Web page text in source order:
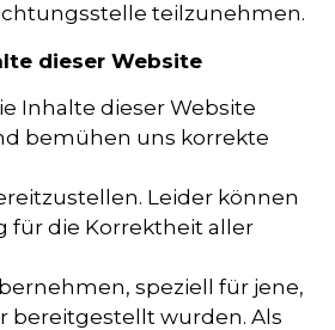
teilzunehmen.
dieser Website
Inhalte dieser Website
bemühen uns korrekte
Leider können
für die Korrektheit aller
speziell für jene,
bereitgestellt wurden. Als